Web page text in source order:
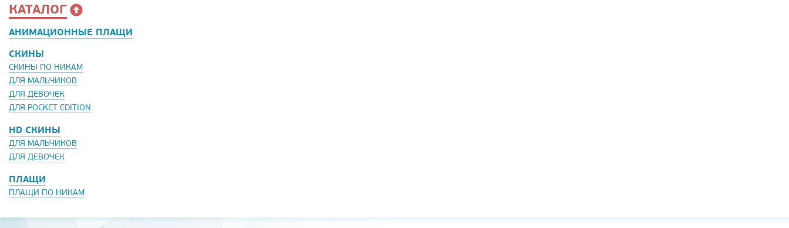
КАТАЛОГ
АНИМАЦИОННЫЕ ПЛАЩИ
СКИНЫ
СКИНЫ ПО НИКАМ
ДЛЯ МАЛЬЧИКОВ
ДЛЯ ДЕВОЧЕК
ДЛЯ POCKET EDITION
HD СКИНЫ
ДЛЯ МАЛЬЧИКОВ
ДЛЯ ДЕВОЧЕК
ПЛАЩИ
ПЛАЩИ ПО НИКАМ